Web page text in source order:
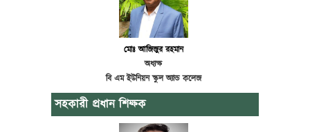
মোঃ আজিজুর রহমান
অধ্যক্ষ
বি এম ইউনিয়ন স্কুল অ্যান্ড কলেজ
সহকারী প্রধান শিক্ষক